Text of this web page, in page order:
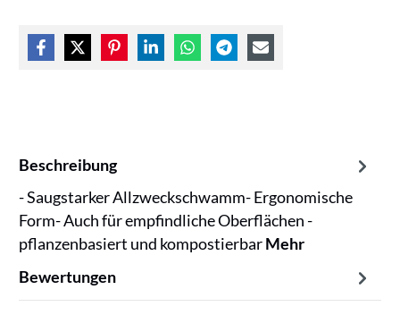
Beschreibung
- Saugstarker Allzweckschwamm- Ergonomische
Form- Auch für empfindliche Oberflächen -
pflanzenbasiert und kompostierbarMehr
Bewertungen